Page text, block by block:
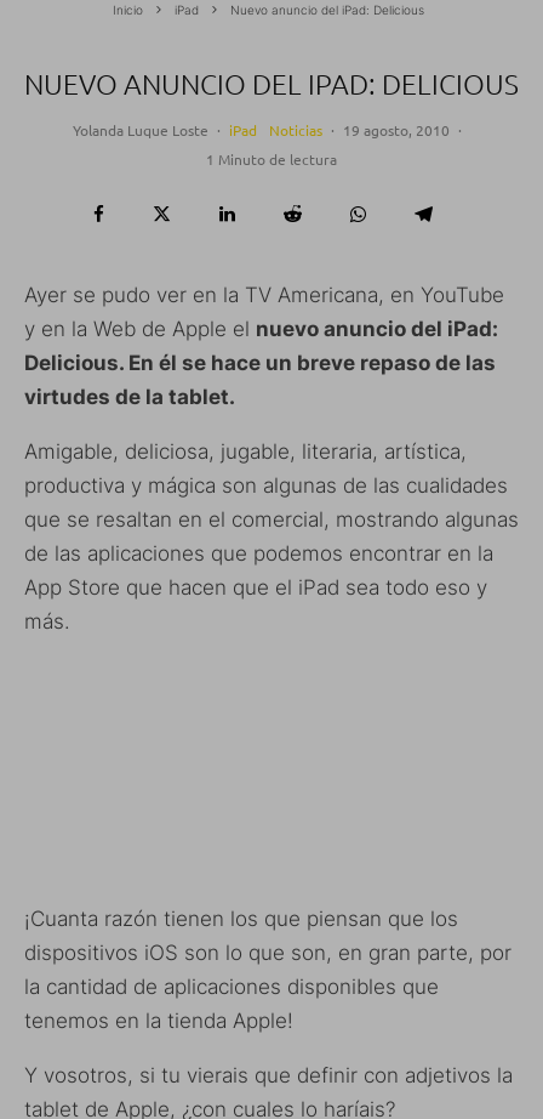
Inicio iPad Nuevo anuncio del iPad: Delicious
NUEVO ANUNCIO DEL IPAD: DELICIOUS
Yolanda Luque Loste · iPad Noticias · 19 agosto, 2010 ·
1 Minuto de lectura
Ayer se pudo ver en la TV Americana, en YouTube
y en la Web de Apple el nuevo anuncio del iPad:
Delicious. En él se hace un breve repaso de las
virtudes de la tablet.
Amigable, deliciosa, jugable, literaria, artística,
productiva y mágica son algunas de las cualidades
que se resaltan en el comercial, mostrando algunas
de las aplicaciones que podemos encontrar en la
App Store que hacen que el iPad sea todo eso y
más.
¡Cuanta razón tienen los que piensan que los
dispositivos iOS son lo que son, en gran parte, por
la cantidad de aplicaciones disponibles que
tenemos en la tienda Apple!
Y vosotros, si tu vierais que definir con adjetivos la
tablet de Apple, ¿con cuales lo haríais?